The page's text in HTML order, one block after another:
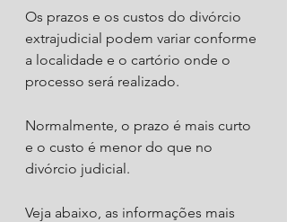
Os prazos e os custos do divórcio
extrajudicial podem variar conforme
a localidade e o cartório onde o
processo será realizado.
Normalmente, o prazo é mais curto
e o custo é menor do que no
divórcio judicial.
Veja abaixo, as informações mais